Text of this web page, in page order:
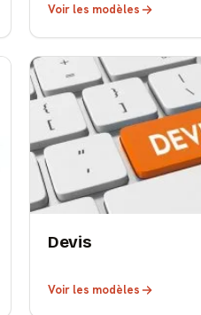
Voir les modèles
Devis
Voir les modèles